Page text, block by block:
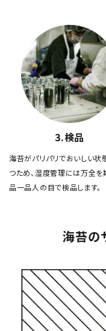
3.検品
海苔がパリパリでおいしい状
つため、湿度管理には万全を
品一品人の目で検品します。
海苔の